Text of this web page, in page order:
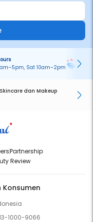
Sat 10am–2pm
dan Makeup
Partnership
Review
Konsumen
1000-9066